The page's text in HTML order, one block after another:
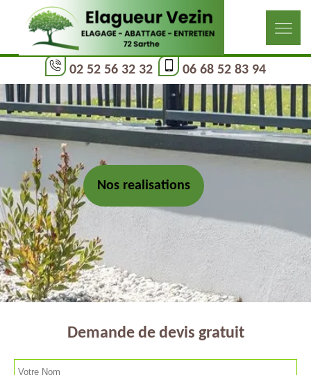
02 52 56 32 32 06 68 52 83 94
Nos realisations
Demande de devis gratuit